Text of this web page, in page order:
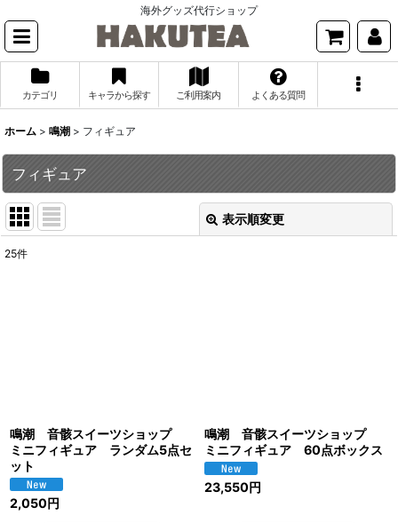
海外グッズ代行ショップ
カテゴリ キャラから探す ご利用案内 よくある質問
ホーム > 鳴潮 > フィギュア
フィギュア
表示順変更
25件
鳴潮 音骸スイーツショップ
ミニフィギュア ランダム5点セ
ット
2,050円
鳴潮 音骸スイーツショップ
ミニフィギュア 60点ボックス
23,550円